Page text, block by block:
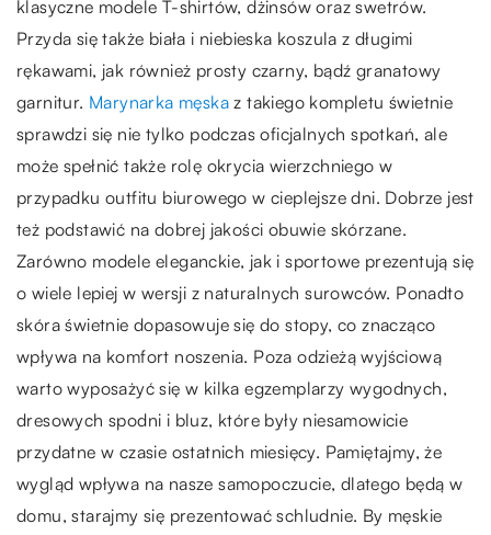
klasyczne modele T-shirtów, dżinsów oraz swetrów.
Przyda się także biała i niebieska koszula z długimi
rękawami, jak również prosty czarny, bądź granatowy
garnitur. Marynarka męska z takiego kompletu świetnie
sprawdzi się nie tylko podczas oficjalnych spotkań, ale
może spełnić także rolę okrycia wierzchniego w
przypadku outfitu biurowego w cieplejsze dni. Dobrze jest
też podstawić na dobrej jakości obuwie skórzane.
Zarówno modele eleganckie, jak i sportowe prezentują się
o wiele lepiej w wersji z naturalnych surowców. Ponadto
skóra świetnie dopasowuje się do stopy, co znacząco
wpływa na komfort noszenia. Poza odzieżą wyjściową
warto wyposażyć się w kilka egzemplarzy wygodnych,
dresowych spodni i bluz, które były niesamowicie
przydatne w czasie ostatnich miesięcy. Pamiętajmy, że
wygląd wpływa na nasze samopoczucie, dlatego będą w
domu, starajmy się prezentować schludnie. By męskie